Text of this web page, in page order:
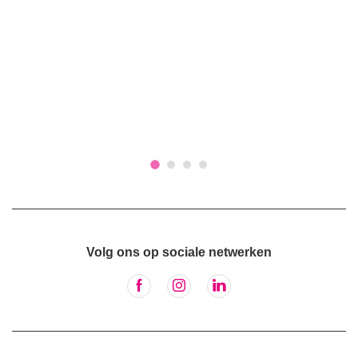
Volg ons op sociale netwerken